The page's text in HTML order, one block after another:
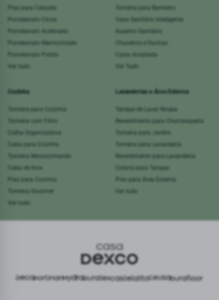
Piso para Calçada
Porcelanato Cinza
Porcelanato Acetinado
Porcelanato Marmorizado
Porcelanato Polido
Ver tudo
Torneira para Banheiro
Vaso Sanitário Inteligente
Assento Sanitário
Chuveiros e Duchas
Caixa Acoplada
Ver Tudo
Cozinha
Torneira para Cozinha
Torneira com Filtro
Calha Organizadora
Cuba para Cozinha
Torneira Monocomando
Cuba de Inox
Piso para Cozinha
Torneira Gourmet
Ver tudo
Lavanderias e Área Externa
Tanque de Lavar Roupa
Revestimento para Churrasqueira
Torneira para Jardim
Torneira para Lavanderia
Revestimento para Lavanderia
Coluna para Tanque
Piso para Área Externa
Ver tudo